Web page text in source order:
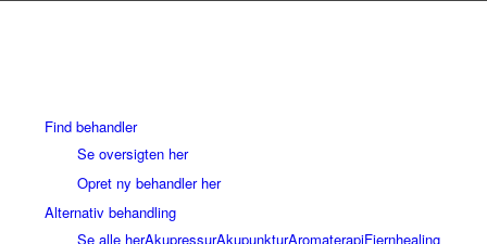
Find behandler
Se oversigten her
Opret ny behandler her
Alternativ behandling
Se alle herAkupressurAkupunkturAromaterapiFjernhealing